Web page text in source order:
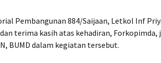
Pembangunan 884/Saijaan, Letkol Inf
terima kasih atas kehadiran,
BUMD dalam kegiatan tersebut.